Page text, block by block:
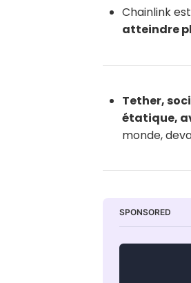
Chainlink
atteindre
Tether,
étatique,
monde,
SPONSORED